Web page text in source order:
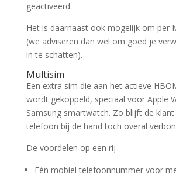
geactiveerd.
Het is daarnaast ook mogelijk om per
(we adviseren dan wel om goed je
in te schatten).
Multisim
Een extra sim die aan het actieve
wordt gekoppeld, speciaal voor Apple
Samsung smartwatch. Zo blijft de
telefoon bij de hand toch overal
De voordelen op een rij
Eén mobiel telefoonnummer voor